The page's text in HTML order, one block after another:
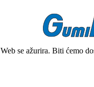
Web se ažurira. Biti ćemo